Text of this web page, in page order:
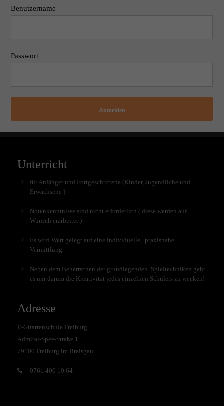
Benutzername
Passwort
Anmelden
Unterricht
für Anfänger und Fortgeschrittene (Kinder, Jugendliche und
Erwachsene )
Notenkenntnisse sind nicht erforderlich ( diese werden auf
Wunsch erarbeitet )
Es wird Wert gelegt auf eine individuelle, praxisnahe
Vermittlung
Neben dem Beherrschen der grundlegenden Spieltechniken geht
es mir darum die Kreativität jedes einzelnen Schülers zu wecken!
Adresse
E-Gitarrenschule Freiburg
Admiral-Spee-Straße 1
79100 Freiburg im Breisgau
0761 400 10 64